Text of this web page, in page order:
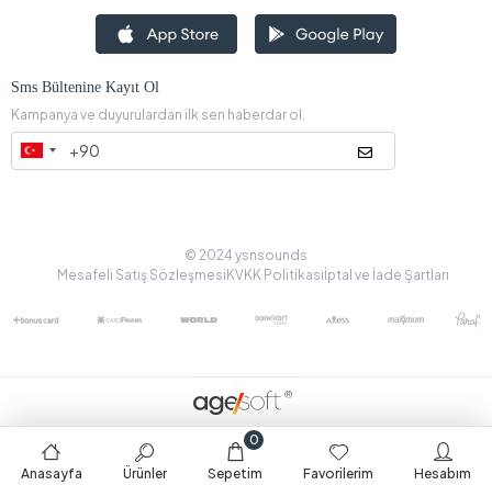
Sms Bültenine Kayıt Ol
Kampanya ve duyurulardan ilk sen haberdar ol.
© 2024 ysnsounds
Mesafeli Satış Sözleşmesi KVKK Politikasıİptal ve İade Şartları
Anasayfa Ürünler Sepetim
0
Favorilerim Hesabım